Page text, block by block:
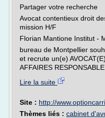
Partager votre recherche
Avocat contentieux droit
mission H/F
Florian Mantione Institut -
bureau de Montpellier
et recrute un(e)
AFFAIRES
Lire la suite
Site : http://
Thèmes liés : cabinet